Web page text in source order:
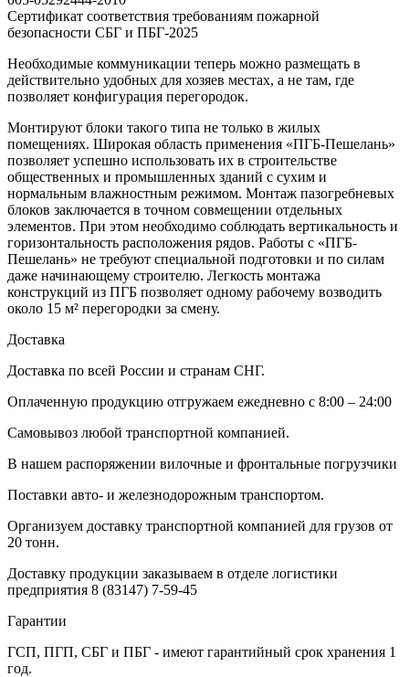
Сертификат соответствия требованиям пожарной
безопасности СБГ и ПБГ-2025
Необходимые коммуникации теперь можно размещать в
действительно удобных для хозяев местах, а не там, где
позволяет конфигурация перегородок.
Монтируют блоки такого типа не только в жилых
помещениях. Широкая область применения «ПГБ-Пешелань»
позволяет успешно использовать их в строительстве
общественных и промышленных зданий с сухим и
нормальным влажностным режимом. Монтаж пазогребневых
блоков заключается в точном совмещении отдельных
элементов. При этом необходимо соблюдать вертикальность и
горизонтальность расположения рядов. Работы с «ПГБ-
Пешелань» не требуют специальной подготовки и по силам
даже начинающему строителю. Легкость монтажа
конструкций из ПГБ позволяет одному рабочему возводить
около 15 м² перегородки за смену.
Доставка
Доставка по всей России и странам СНГ.
Оплаченную продукцию отгружаем ежедневно с 8:00 – 24:00
Самовывоз любой транспортной компанией.
В нашем распоряжении вилочные и фронтальные погрузчики
Поставки авто- и железнодорожным транспортом.
Организуем доставку транспортной компанией для грузов от
20 тонн.
Доставку продукции заказываем в отделе логистики
предприятия 8 (83147) 7-59-45
Гарантии
ГСП, ПГП, СБГ и ПБГ - имеют гарантийный срок хранения 1
год.